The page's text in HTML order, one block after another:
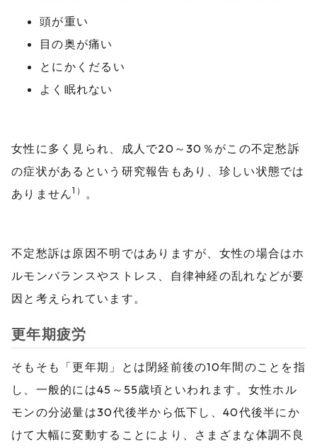
頭が重い
目の奥が痛い
とにかくだるい
よく眠れない
女性に多く見られ、成人で20～30％がこの不定愁訴
の症状があるという研究報告もあり、珍しい状態では
ありません1） 。
不定愁訴は原因不明ではありますが、女性の場合はホ
ルモンバランスやストレス、自律神経の乱れなどが要
因と考えられています。
更年期疲労
そもそも「更年期」とは閉経前後の10年間のことを指
し、一般的には45～55歳頃といわれます。女性ホル
モンの分泌量は30代後半から低下し、40代後半にか
けて大幅に変動することにより、さまざまな体調不良